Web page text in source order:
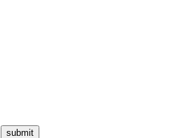
submit